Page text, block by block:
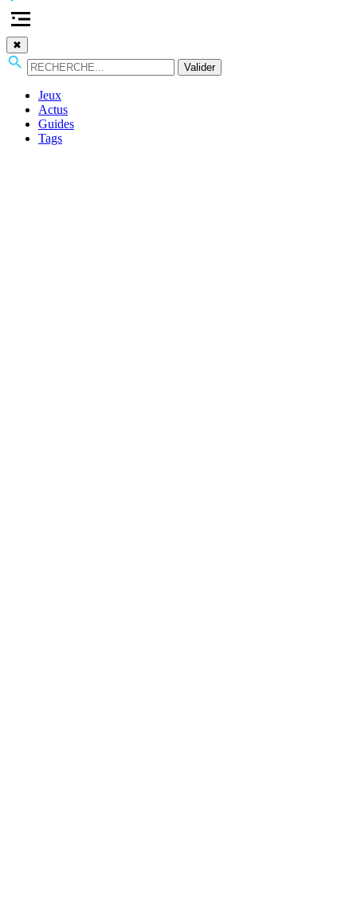
✖
Valider
Jeux
Actus
Guides
Tags